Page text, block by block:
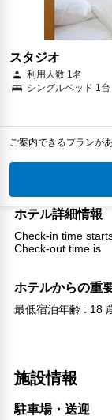
スタジオ
利用人数 1名
シングルベッド 1台
ご案内できるプランが
ホテル詳細情報
Check-in time
Check-out time is
ホテルからの重
最低宿泊年齢 : 18
施設情報
駐車場・送迎